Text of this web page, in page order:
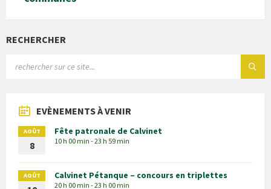
RECHERCHER
EVÈNEMENTS À VENIR
AOÛT
8
Fête patronale de Calvinet
10 h 00 min - 23 h 59 min
AOÛT Calvinet Pétanque – concours en triplettes
20 h 00 min - 23 h 00 min